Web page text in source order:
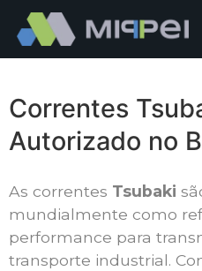
Correntes
Autorizado no
As correntes Tsubaki
mundialmente como
performance para
transporte industrial.